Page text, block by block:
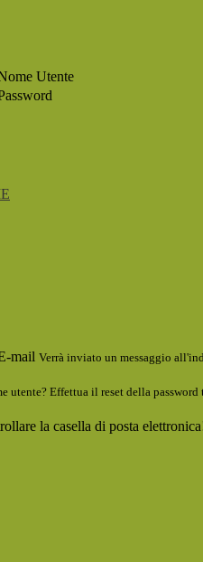
Utente
mail Verrà inviato un messaggio
utente? Effettua il reset della password
la casella di posta